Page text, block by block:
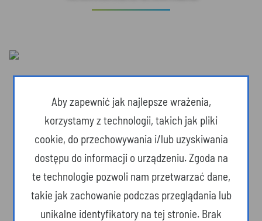
Aby zapewnić jak najlepsze wrażenia,
korzystamy z technologii, takich jak pliki
cookie, do przechowywania i/lub uzyskiwania
dostępu do informacji o urządzeniu. Zgoda na
te technologie pozwoli nam przetwarzać dane,
takie jak zachowanie podczas przeglądania lub
unikalne identyfikatory na tej stronie. Brak